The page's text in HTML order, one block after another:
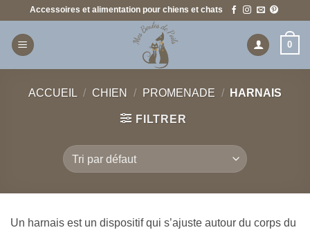
Passer
contenu
Accessoires et alimentation pour chiens et chats
0
ACCUEIL / CHIEN / PROMENADE / HARNAIS
FILTRER
Un harnais est un dispositif qui s’ajuste autour du corps du